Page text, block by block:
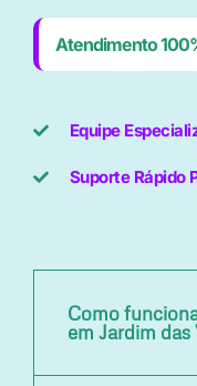
Atendimento
Equipe
Suporte Rápido
Como
em Jardim das